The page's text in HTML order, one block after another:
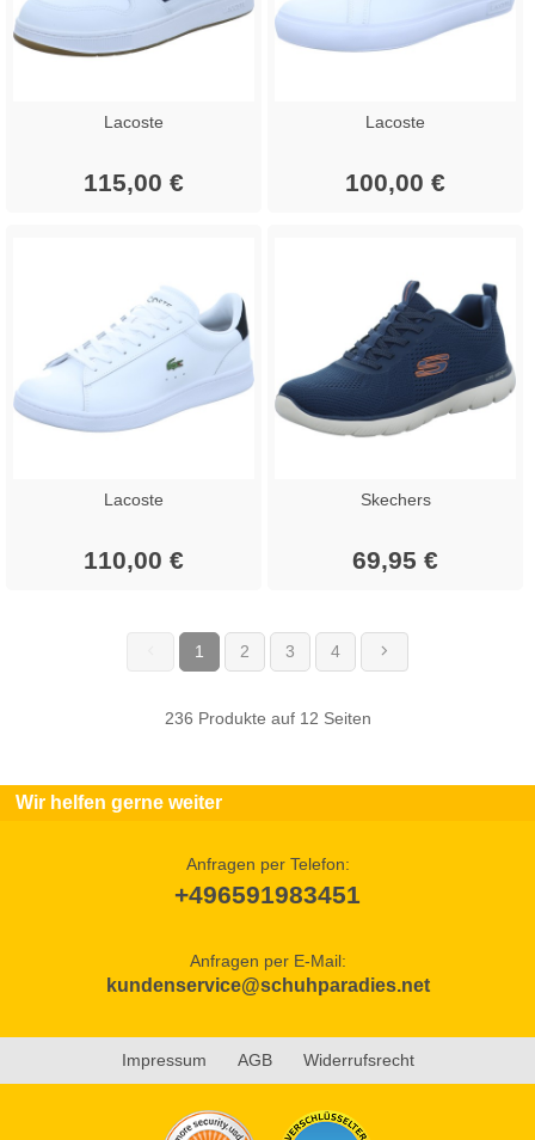
Lacoste
115,00 €
Lacoste
100,00 €
Lacoste
110,00 €
Skechers
69,95 €
1 (current)
2 3 4
236 Produkte auf 12 Seiten
Wir helfen gerne weiter
Anfragen per Telefon:
+496591983451
Anfragen per E-Mail:
kundenservice@schuhparadies.net
Impressum AGB Widerrufsrecht